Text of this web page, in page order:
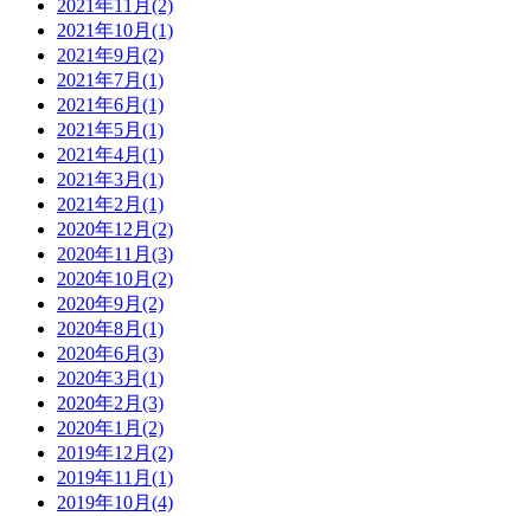
2021年11月(2)
2021年10月(1)
2021年9月(2)
2021年7月(1)
2021年6月(1)
2021年5月(1)
2021年4月(1)
2021年3月(1)
2021年2月(1)
2020年12月(2)
2020年11月(3)
2020年10月(2)
2020年9月(2)
2020年8月(1)
2020年6月(3)
2020年3月(1)
2020年2月(3)
2020年1月(2)
2019年12月(2)
2019年11月(1)
2019年10月(4)